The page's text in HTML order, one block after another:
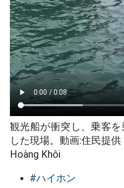
観光船が衝突し、乗客
した現場。動画:住民提供
Hoàng Khôi
#ハイホン